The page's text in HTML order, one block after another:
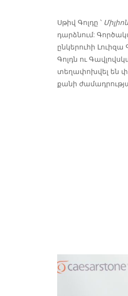
Սթիվ Գոլդը ՝
դարձնում:
ընկերուհի
Գոլդն ու
տեղափոխվել են
քանի